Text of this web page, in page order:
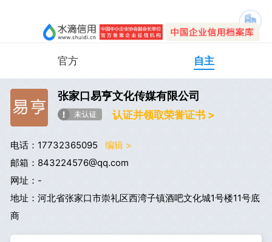
官方 自主
张家口易亨文化传媒有限公司
认证并领取荣誉证书 >
电话：17732365095
编辑 >
邮箱：843224576@qq.com
网址：-
地址：河北省张家口市崇礼区西湾子镇酒吧文化城1号楼11号底
商